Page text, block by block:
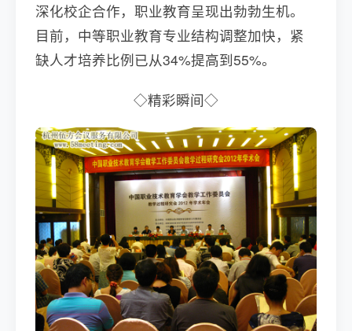
深化校企合作，职业教育呈现出勃勃生机。
目前，中等职业教育专业结构调整加快，紧
缺人才培养比例已从34%提高到55%。
◇精彩瞬间◇